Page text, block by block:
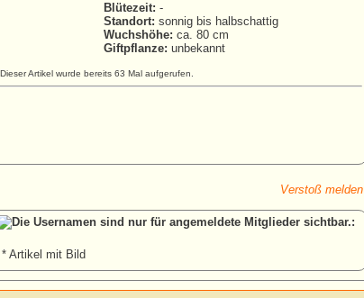
Blütezeit: -
Standort: sonnig bis halbschattig
Wuchshöhe: ca. 80 cm
Giftpflanze: unbekannt
Dieser Artikel wurde bereits 63 Mal aufgerufen.
Verstoß melden
:
* Artikel mit Bild